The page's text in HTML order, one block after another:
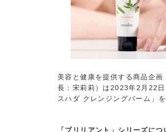
美容と健康を提供する商品企
長：宋莉莉）は2023年2月22
スハダ クレンジングバーム」
「ブリリアント」シリーズにつ